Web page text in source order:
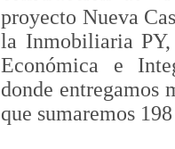
proyecto Nueva
la Inmobiliaria PY,
Económica e
donde entregamos
que sumaremos